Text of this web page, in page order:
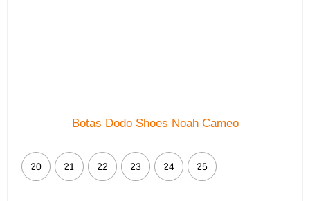
Botas Dodo Shoes Noah Cameo
20 21 22 23 24 25